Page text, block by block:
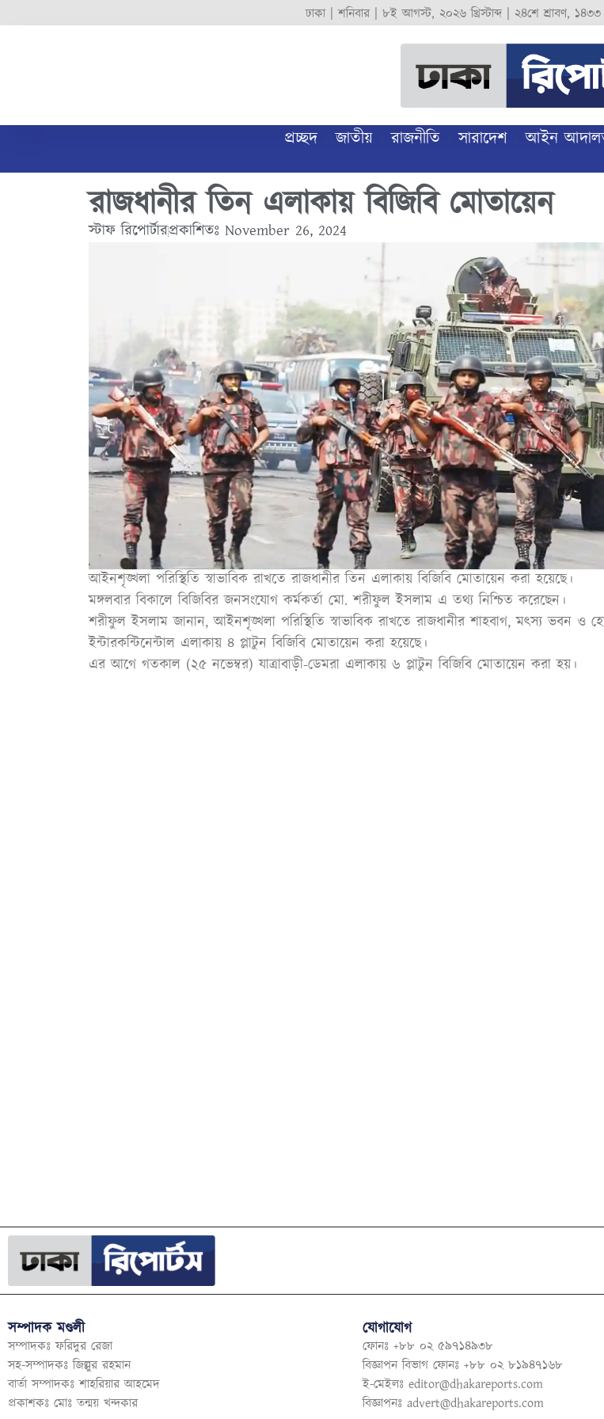
ঢাকা |শনিবার| ৮ই আগস্ট, ২০২৬ খ্রিস্টাব্দ| ২৪শে শ্রাবণ, ১৪৩৩
প্রচ্ছদ জাতীয় রাজনীতি সারাদেশ আইন
রাজধানীর তিন এলাকায় বিজিবি মোতায়েন
স্টাফ রিপোর্টারপ্রকাশিতঃ November 26, 2024
আইনশৃঙ্খলা পরিস্থিতি স্বাভাবিক রাখতে রাজধানীর তিন এলাকায় বিজিবি মোতায়েন করা হয়েছে।
মঙ্গলবার বিকালে বিজিবির জনসংযোগ কর্মকর্তা মো. শরীফুল ইসলাম এ তথ্য নিশ্চিত করেছেন।
শরীফুল ইসলাম জানান, আইনশৃঙ্খলা পরিস্থিতি স্বাভাবিক রাখতে রাজধানীর শাহবাগ, মৎস্য ভবন ও
ইন্টারকন্টিনেন্টাল এলাকায় ৪ প্লাটুন বিজিবি মোতায়েন করা হয়েছে।
এর আগে গতকাল (২৫ নভেম্বর) যাত্রাবাড়ী-ডেমরা এলাকায় ৬ প্লাটুন বিজিবি মোতায়েন করা হয়।
সম্পাদক মণ্ডলী
সম্পাদকঃ ফরিদুর রেজা
সহ-সম্পাদকঃ জিল্লুর রহমান
বার্তা সম্পাদকঃ শাহরিয়ার আহমেদ
প্রকাশকঃ মোঃ তন্ময় খন্দকার
যোগাযোগ
ফোনঃ +৮৮ ০২ ৫৯৭১৪৯৩৮
বিজ্ঞাপন বিভাগ ফোনঃ +৮৮ ০২ ৮১৯৪৭১৬৮
ই-মেইলঃ editor@dhakareports.com
বিজ্ঞাপনঃ advert@dhakareports.com